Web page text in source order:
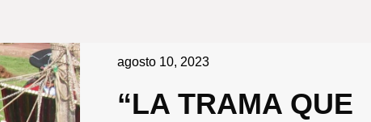
agosto 10, 2023
“LA TRAMA QUE